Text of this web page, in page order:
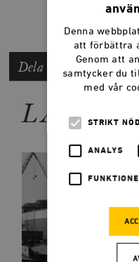
Dela artikeln
LÄS
Denna
att förbättra
Genom att
samtycker du
med vår
STRIKT
ANALYS